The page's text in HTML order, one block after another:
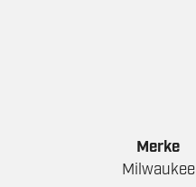
Merke
Milwaukee